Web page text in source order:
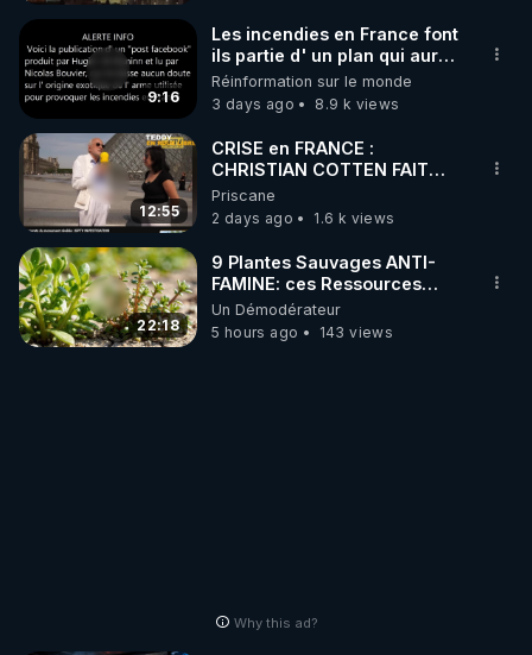
9:16
Les incendies en France font
ils partie d' un plan qui aurait
débuté le 11 septembre 2001
?
Réinformation sur le monde
3 days ago
8.9 k views
12:55
CRISE en FRANCE :
CHRISTIAN COTTEN FAIT
une étrange découverte
Priscane
2 days ago
1.6 k views
22:18
9 Plantes Sauvages ANTI-
FAMINE: ces Ressources
JARDIN&des Haies
Un Démodérateur
5 hours ago
143 views
Why this ad?